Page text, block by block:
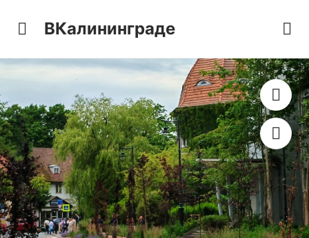
ВКалининграде